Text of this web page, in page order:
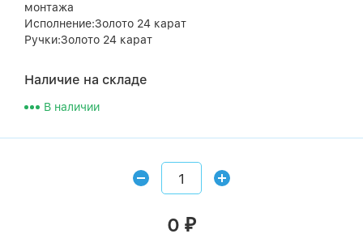
монтажа
Исполнение:Золото 24 карат
Ручки:Золото 24 карат
Наличие на складе
В наличии
0 ₽